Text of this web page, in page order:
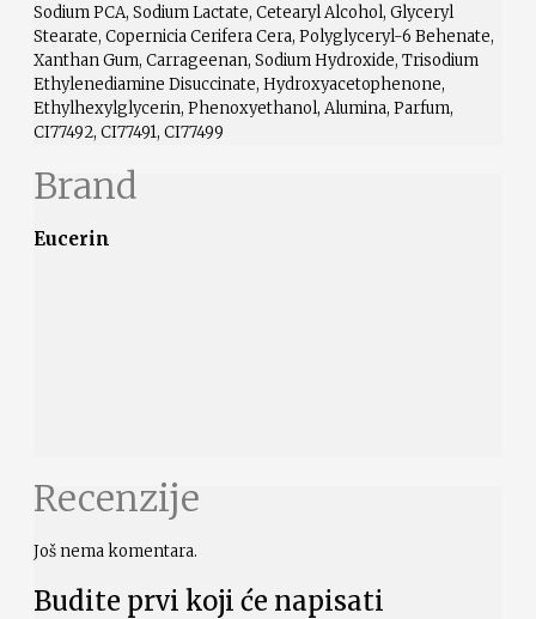
Sodium PCA, Sodium Lactate, Cetearyl Alcohol, Glyceryl
Stearate, Copernicia Cerifera Cera, Polyglyceryl-6 Behenate,
Xanthan Gum, Carrageenan, Sodium Hydroxide, Trisodium
Ethylenediamine Disuccinate, Hydroxyacetophenone,
Ethylhexylglycerin, Phenoxyethanol, Alumina, Parfum,
CI77492, CI77491, CI77499
Brand
Eucerin
Recenzije
Još nema komentara.
Budite prvi koji će napisati